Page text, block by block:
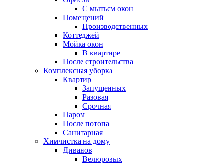
С мытьем окон
Помещений
Производственных
Коттеджей
Мойка окон
В квартире
После строительства
Комплексная уборка
Квартир
Запущенных
Разовая
Срочная
Паром
После потопа
Санитарная
Химчистка на дому
Диванов
Велюровых